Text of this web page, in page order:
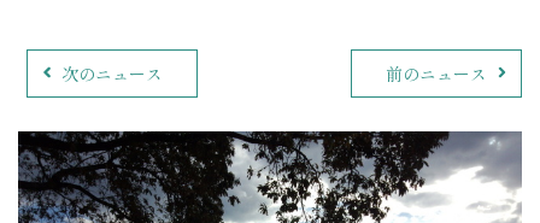
次のニュース 前のニュース